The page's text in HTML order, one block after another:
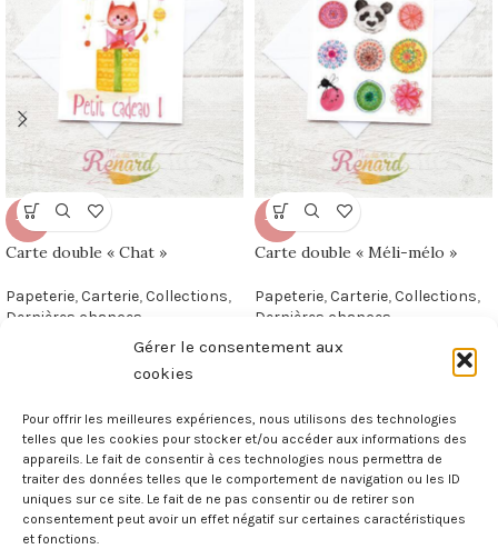
Gérer le consentement aux
cookies
Pour offrir les meilleures expériences, nous utilisons des technologies
telles que les cookies pour stocker et/ou accéder aux informations des
appareils. Le fait de consentir à ces technologies nous permettra de
traiter des données telles que le comportement de navigation ou les ID
uniques sur ce site. Le fait de ne pas consentir ou de retirer son
consentement peut avoir un effet négatif sur certaines caractéristiques
et fonctions.
-50%
Carte double « Chat »
Papeterie,Carterie,Collections,
Dernières chances
-50%
Carte double « Méli-mélo »
Papeterie,Carterie,Collections,
Dernières chances
2,00
Illustratrice et créatrice maximaliste
« parce que le superflu est essentiel »
Poilly-lez-Gien, France